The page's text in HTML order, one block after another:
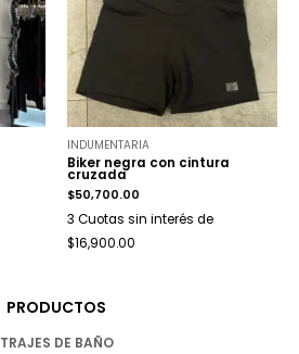
INDUMENTARIA
Biker negra con cintura
cruzada
$50,700.00
3 Cuotas sin interés de
$16,900.00
PRODUCTOS
TRAJES DE BAÑO